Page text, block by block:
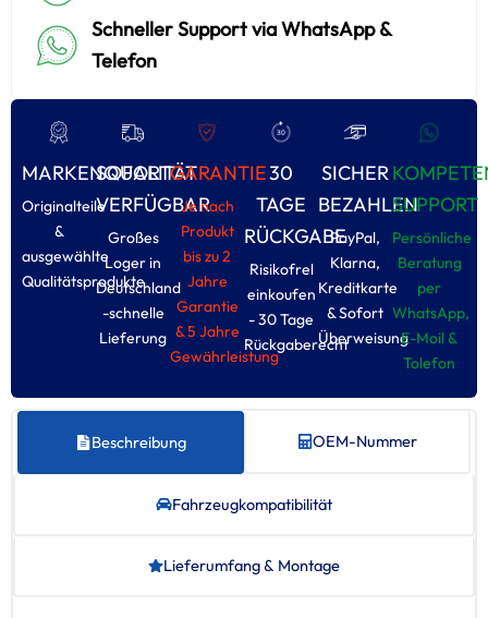
Schneller Support via WhatsApp &
Telefon
MARKENQUALITÄT
Originalteile
&
ausgewählte
Qualitätsprodukte
SOFORT
VERFÜGBAR
Großes
Loger in
Deutschland
-schnelle
Lieferung
GARANTIE
Je nach
Produkt
bis zu 2
Jahre
Garantie
& 5 Jahre
Gewährleistung
30
TAGE
RÜCKGABE
Risikofrel
einkoufen
- 30 Tage
Rückgaberecht
SICHER
BEZAHLEN
PayPal,
Klarna,
Kreditkarte
& Sofort
Überweisung
SUPPORT
Persönliche
Beratung
per
WhatsApp,
E-Moil &
Tolefon
Beschreibung OEM-Nummer
Fahrzeug­kompatibilität
Lieferumfang & Montage